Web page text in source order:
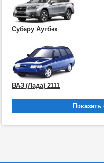
Субару Аутбек
ВАЗ (Лада) 2111